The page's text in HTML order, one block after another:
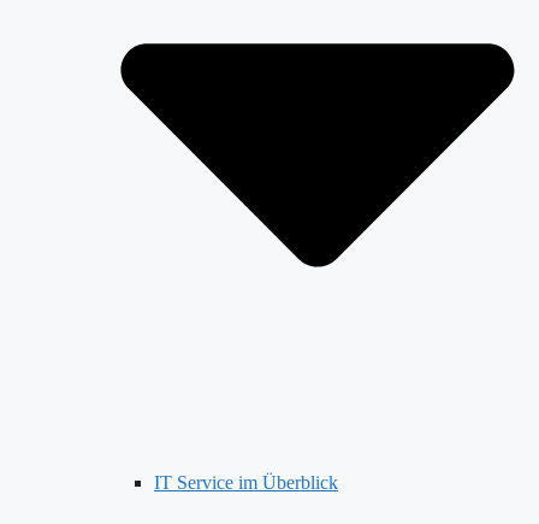
IT Service im Überblick